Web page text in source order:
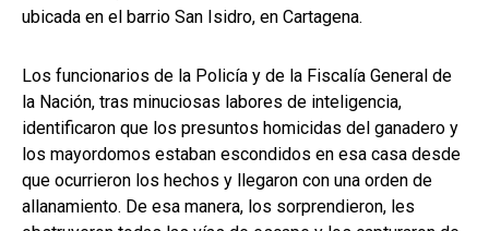
ubicada en el barrio San Isidro, en Cartagena.
Los funcionarios de la Policía y de la Fiscalía General de
la Nación, tras minuciosas labores de inteligencia,
identificaron que los presuntos homicidas del ganadero y
los mayordomos estaban escondidos en esa casa desde
que ocurrieron los hechos y llegaron con una orden de
allanamiento. De esa manera, los sorprendieron, les